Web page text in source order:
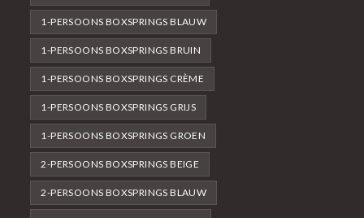
1-PERSOONS BOXSPRINGS BLAUW
1-PERSOONS BOXSPRINGS BRUIN
1-PERSOONS BOXSPRINGS CRÈME
1-PERSOONS BOXSPRINGS GRIJS
1-PERSOONS BOXSPRINGS GROEN
2-PERSOONS BOXSPRINGS BEIGE
2-PERSOONS BOXSPRINGS BLAUW